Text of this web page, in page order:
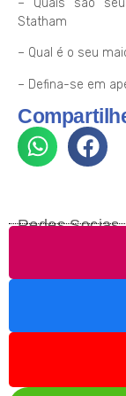
Statham
– Qual é o seu
– Defina-se em
Redes Socias